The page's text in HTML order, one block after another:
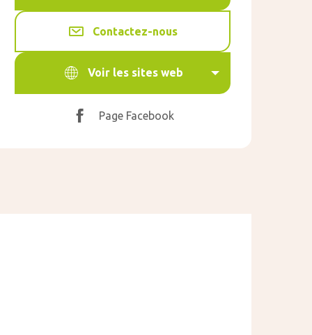
Contactez-nous
Voir les sites web
Page Facebook